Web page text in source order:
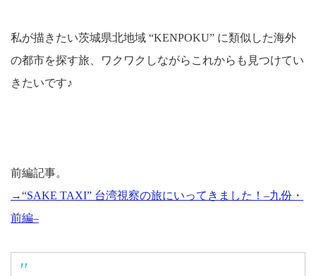
私が描きたい茨城県北地域 “KENPOKU” に類似した海外
の都市を探す旅、ワクワクしながらこれからも見つけてい
きたいです♪
前編記事。
→“SAKE TAXI” 台湾視察の旅にいってきました！ –九份・
前編–